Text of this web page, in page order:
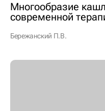
Многообразие
современной
Бережанский П.В.